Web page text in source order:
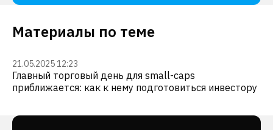
Материалы по теме
21.05.2025 12:23
Главный торговый день для small-caps
приближается: как к нему подготовиться инвестору